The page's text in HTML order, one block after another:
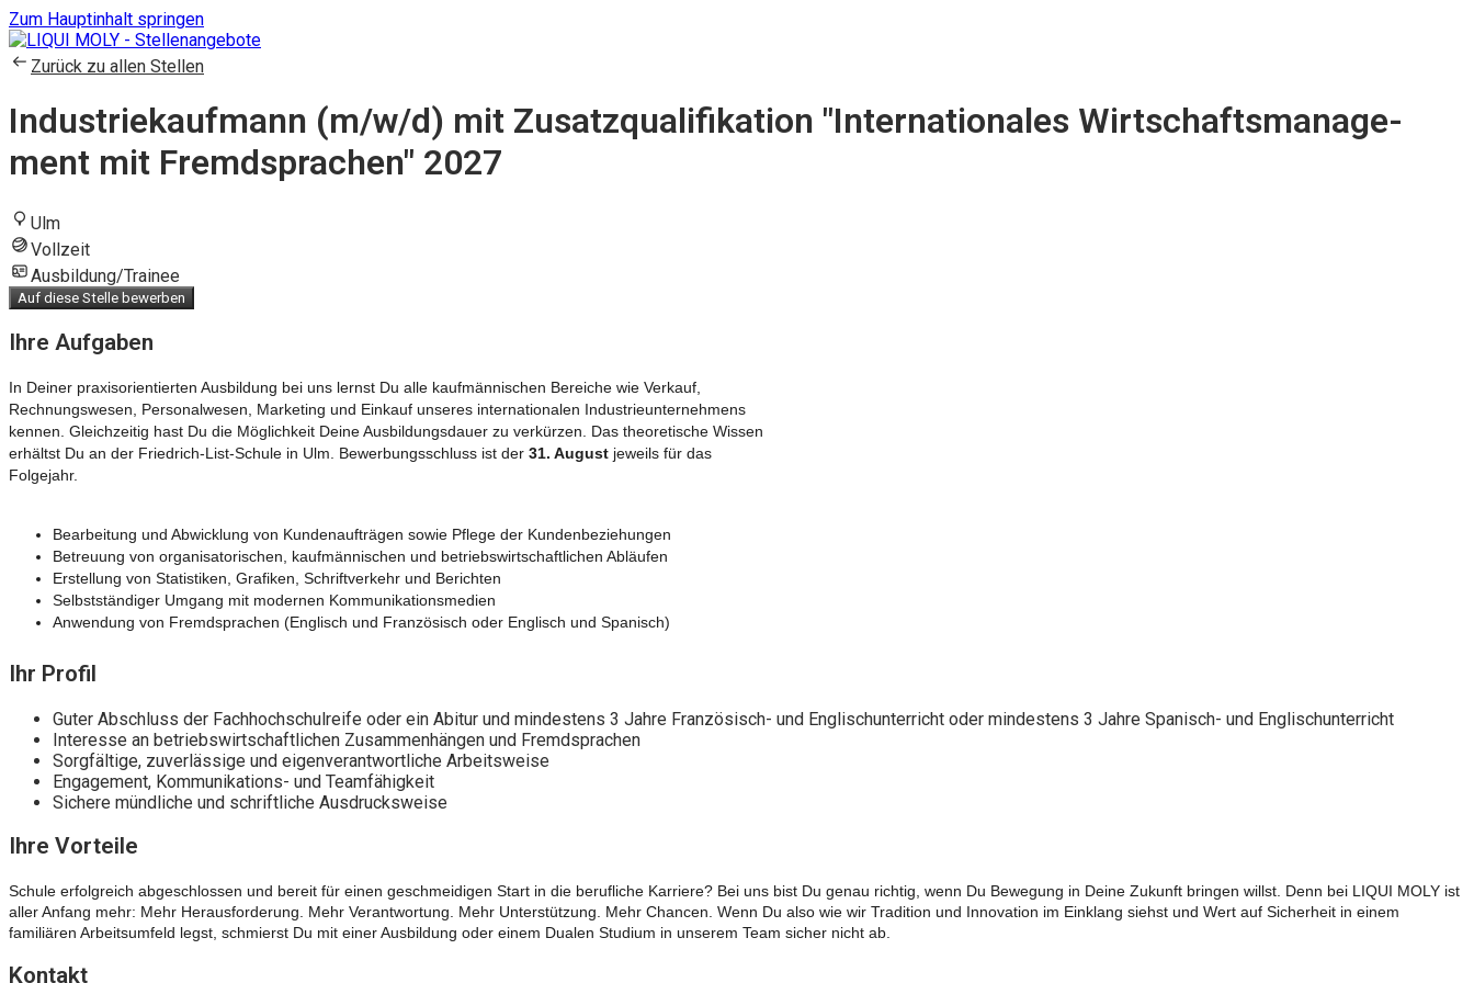
Zum Hauptinhalt springen
Zurück zu allen Stellen
Indus­trie­kauf­mann (m/w/d) mit Zusatz­qua­li­fi­ka­tion "Inter­na­ti­o­nales Wirt­schafts­ma­nage­
ment mit Fremd­spra­chen" 2027
Ulm
Vollzeit
Ausbildung/Trainee
Auf diese Stelle bewerben
Ihre Aufgaben
In Deiner praxisorientierten Ausbildung bei uns lernst Du alle kaufmännischen Bereiche wie Verkauf,
Rechnungswesen, Personalwesen, Marketing und Einkauf unseres internationalen Industrieunternehmens
kennen. Gleichzeitig hast Du die Möglichkeit Deine Ausbildungsdauer zu verkürzen. Das theoretische Wissen
erhältst Du an der Friedrich-List-Schule in Ulm. Bewerbungsschluss ist der 31. August jeweils für das
Folgejahr.
Bearbeitung und Abwicklung von Kundenaufträgen sowie Pflege der Kundenbeziehungen
Betreuung von organisatorischen, kaufmännischen und betriebswirtschaftlichen Abläufen
Erstellung von Statistiken, Grafiken, Schriftverkehr und Berichten
Selbstständiger Umgang mit modernen Kommunikationsmedien
Anwendung von Fremdsprachen (Englisch und Französisch oder Englisch und Spanisch)
Ihr Profil
Guter Abschluss der Fachhochschulreife oder ein Abitur und mindestens 3 Jahre Französisch- und Englischunterricht oder mindestens 3 Jahre Spanisch- und Englischunterricht
Interesse an betriebswirtschaftlichen Zusammenhängen und Fremdsprachen
Sorgfältige, zuverlässige und eigenverantwortliche Arbeitsweise
Engagement, Kommunikations- und Teamfähigkeit
Sichere mündliche und schriftliche Ausdrucksweise
Ihre Vorteile
Schule erfolgreich abgeschlossen und bereit für einen geschmeidigen Start in die berufliche Karriere? Bei uns bist Du genau richtig, wenn Du Bewegung in Deine Zukunft bringen willst. Denn bei LIQUI MOLY ist
aller Anfang mehr: Mehr Herausforderung. Mehr Verantwortung. Mehr Unterstützung. Mehr Chancen. Wenn Du also wie wir Tradition und Innovation im Einklang siehst und Wert auf Sicherheit in einem
familiären Arbeitsumfeld legst, schmierst Du mit einer Ausbildung oder einem Dualen Studium in unserem Team sicher nicht ab.
Kontakt